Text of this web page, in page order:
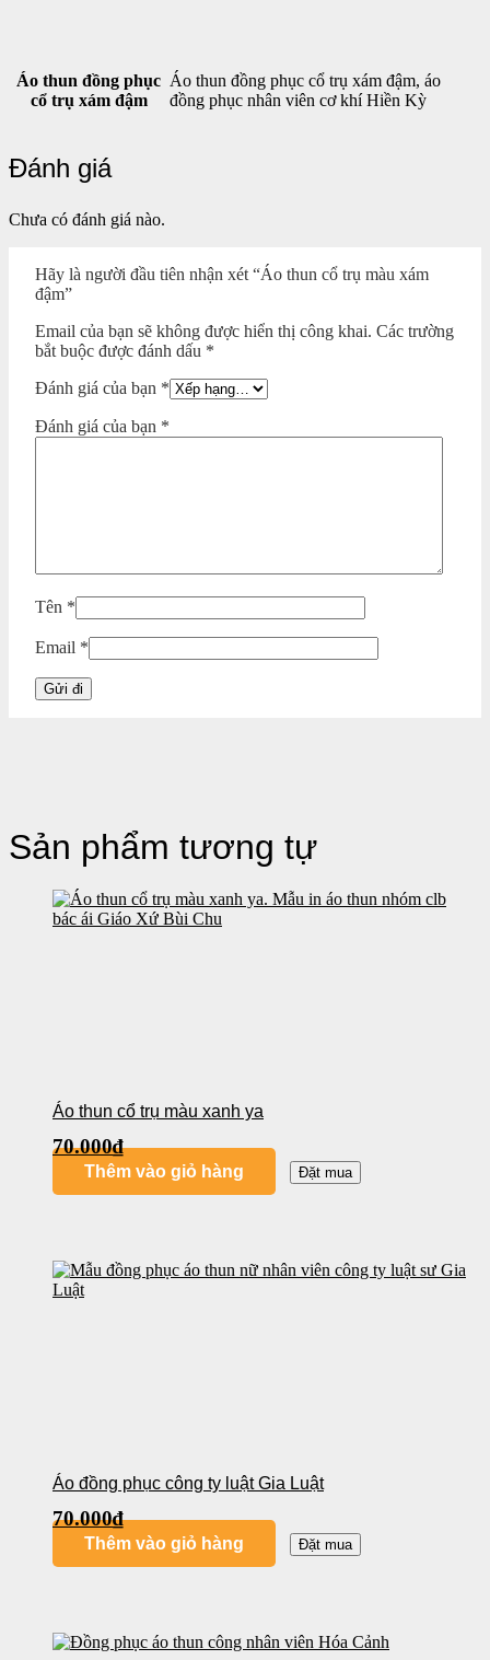
Áo thun đồng phục
cổ trụ xám đậm
Áo thun đồng phục cổ trụ xám đậm, áo
đồng phục nhân viên cơ khí Hiền Kỳ
Đánh giá
Chưa có đánh giá nào.
Hãy là người đầu tiên nhận xét “Áo thun cổ trụ màu xám
đậm”
Email của bạn sẽ không được hiển thị công khai. Các trường
bắt buộc được đánh dấu *
Đánh giá của bạn *
Đánh giá của bạn *
Tên *
Email *
Sản phẩm tương tự
Áo thun cổ trụ màu xanh ya
70.000₫
Thêm vào giỏ hàng Đặt mua
Áo đồng phục công ty luật Gia Luật
70.000₫
Thêm vào giỏ hàng Đặt mua